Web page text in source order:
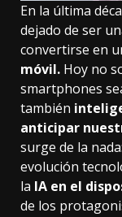
En la última
dejado de ser
convertirse en
móvil. Hoy no
smartphones
también
anticipar
surge de la
evolución
la IA en el
de los